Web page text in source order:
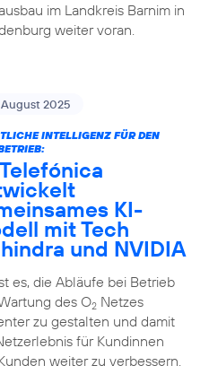
im Landkreis Barnim in
weiter voran.
August 2025
INTELLIGENZ FÜR DEN
Telefónica
KI-
mit Tech
und NVIDIA
es, die Abläufe bei Betrieb
des O2Netzes
zu gestalten und damit
für Kundinnen
weiter zu verbessern.